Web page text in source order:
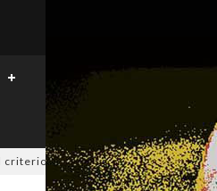
E c'è l'ipotesi rinuncia! 04/08/2026